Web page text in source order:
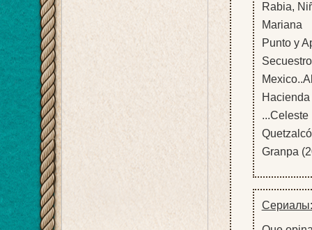
Rabia,
Mariana
Punto y
...Celeste
Granpa
Сериалы: